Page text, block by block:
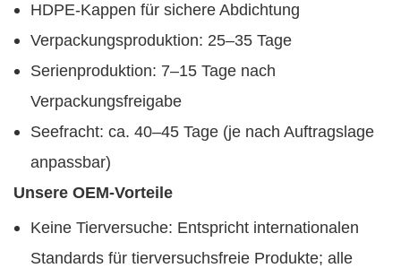
HDPE-Kappen für sichere Abdichtung
Verpackungsproduktion: 25–35 Tage
Serienproduktion: 7–15 Tage nach
Verpackungsfreigabe
Seefracht: ca. 40–45 Tage (je nach Auftragslage
anpassbar)
Unsere OEM-Vorteile
Keine Tierversuche: Entspricht internationalen
Standards für tierversuchsfreie Produkte; alle